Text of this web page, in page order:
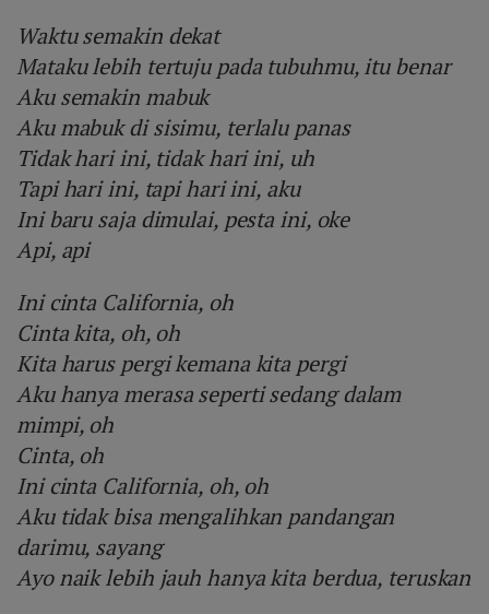
Waktu semakin dekat
Mataku lebih tertuju pada tubuhmu, itu benar
Aku semakin mabuk
Aku mabuk di sisimu, terlalu panas
Tidak hari ini, tidak hari ini, uh
Tapi hari ini, tapi hari ini, aku
Ini baru saja dimulai, pesta ini, oke
Api, api
Ini cinta California, oh
Cinta kita, oh, oh
Kita harus pergi kemana kita pergi
Aku hanya merasa seperti sedang dalam
mimpi, oh
Cinta, oh
Ini cinta California, oh, oh
Aku tidak bisa mengalihkan pandangan
darimu, sayang
Ayo naik lebih jauh hanya kita berdua, teruskan